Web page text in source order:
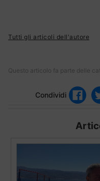
Tutti gli articoli dell'autore
Questo articolo fa parte delle
Condividi